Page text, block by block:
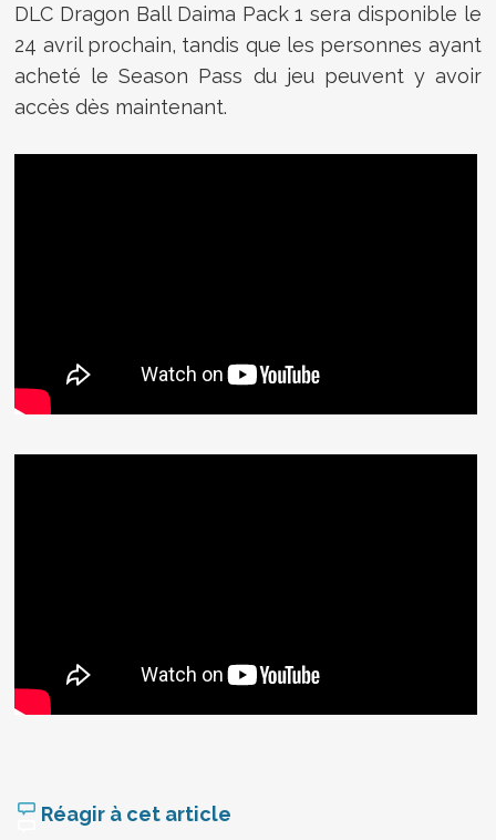
DLC Dragon Ball Daima Pack 1 sera disponible le
24 avril prochain, tandis que les personnes ayant
acheté le Season Pass du jeu peuvent y avoir
accès dès maintenant.
Réagir à cet article